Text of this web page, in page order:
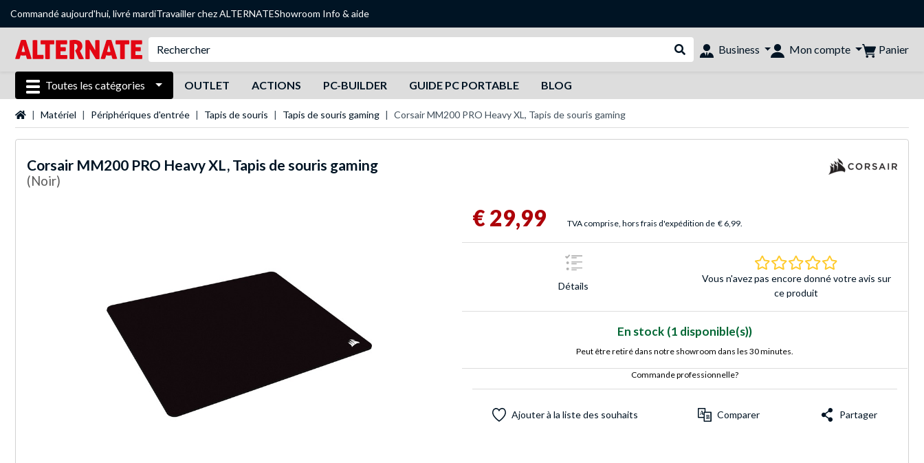
Commandé aujourd'hui, livré mardiTravailler chez ALTERNATEShowroom Info & aide
Rechercher dans le shop
Business Mon compte Panier
Toutes les catégories OUTLET ACTIONS PC-BUILDER GUIDE PC PORTABLE BLOG
Page d'accueil
Matériel Périphériques d'entrée Tapis de souris Tapis de souris gaming Corsair MM200 PRO Heavy XL, Tapis de souris gaming
Corsair MM200 PRO Heavy XL, Tapis de souris gaming
(Noir)
€ 29,99 TVA comprise, hors frais d'expédition de € 6,99.
Détails
0.0 Étoiles Basé sur
Vous n'avez pas encore donné votre avis sur
ce produit
En stock (1 disponible(s))
Peut être retiré dans notre showroom dans les 30 minutes.
Commande professionnelle?
Ajouter à la liste des souhaits Comparer Partager